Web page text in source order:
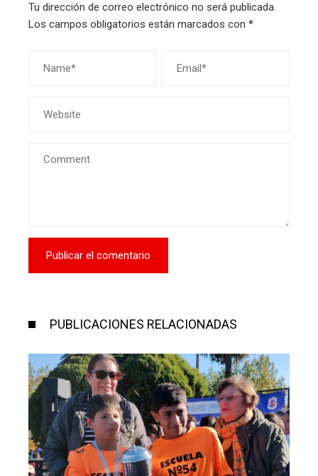
Tu dirección de correo electrónico no será publicada.
Los campos obligatorios están marcados con *
PUBLICACIONES RELACIONADAS